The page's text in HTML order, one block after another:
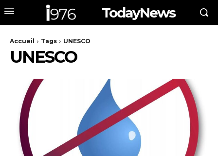
TodayNews
Accueil Tags UNESCO
UNESCO